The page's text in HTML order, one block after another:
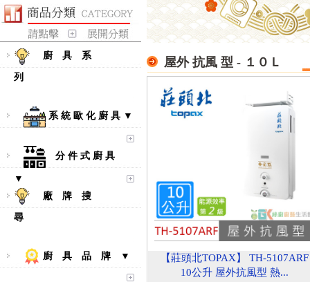
廚 具 系
列
系 統 歐 化 廚 具 ▼
分 件 式 廚 具
▼
廠 牌 搜
尋
廚 具 品 牌 ▼
屋外 抗風 型 - １０Ｌ
【莊頭北TOPAX】 TH-5107ARF
10公升 屋外抗風型 熱...